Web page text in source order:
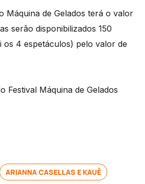
Máquina de Gelados terá o valor
serão disponibilizados 150
os 4 espetáculos) pelo valor de
Festival Máquina de Gelados
ARIANNA CASELLAS E KAUÊ